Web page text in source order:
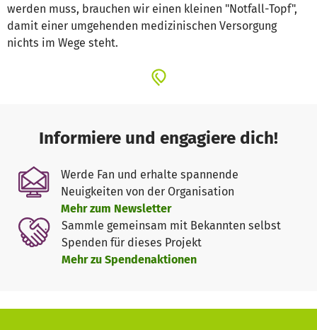
werden muss, brauchen wir einen kleinen "Notfall-Topf",
damit einer umgehenden medizinischen Versorgung
nichts im Wege steht.
Informiere und engagiere dich!
Werde Fan und erhalte spannende
Neuigkeiten von der Organisation
Mehr zum Newsletter
Sammle gemeinsam mit Bekannten selbst
Spenden für dieses Projekt
Mehr zu Spendenaktionen